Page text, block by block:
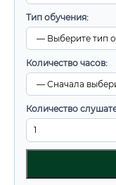
Тип обучения:
Количество часов:
Количество